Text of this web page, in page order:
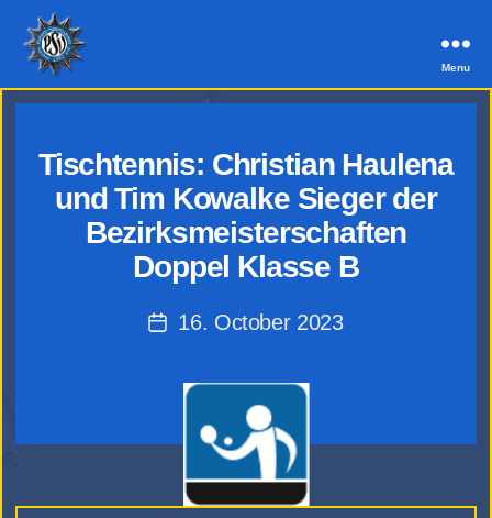
PSV
Aachen
Menu
Tischtennis: Christian Haulena
und Tim Kowalke Sieger der
Bezirksmeisterschaften
Doppel Klasse B
Post16. October 2023